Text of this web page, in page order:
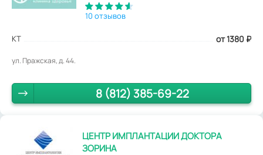
10 отзывов
КТ от 1380 ₽
ул. Пражская, д. 44.
8 (812) 385-69-22
ЦЕНТР ИМПЛАНТАЦИИ ДОКТОРА
ЗОРИНА